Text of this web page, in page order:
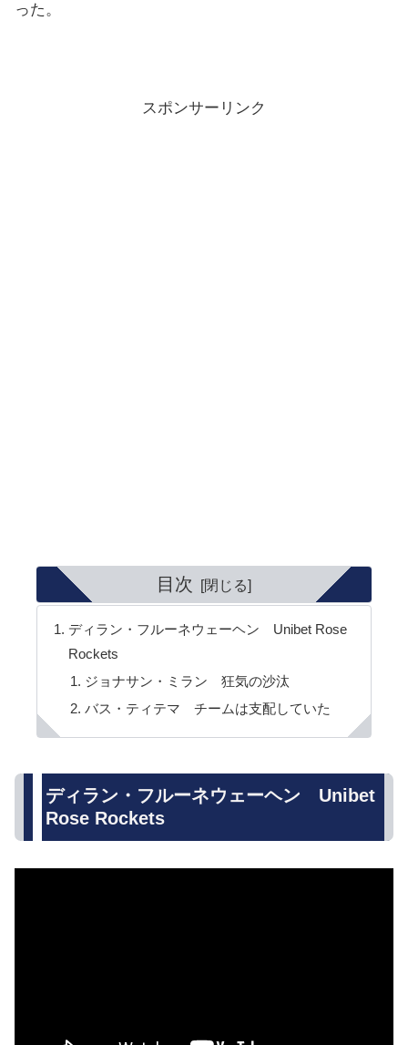
った。
スポンサーリンク
目次
ディラン・フルーネウェーヘン Unibet Rose
Rockets
ジョナサン・ミラン 狂気の沙汰
バス・ティテマ チームは支配していた
ディラン・フルーネウェーヘン Unibet
Rose Rockets